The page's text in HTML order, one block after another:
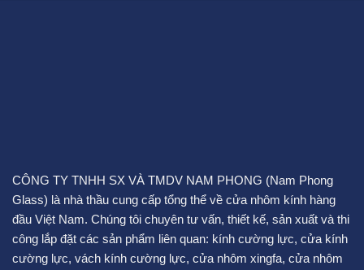
CÔNG TY TNHH SX VÀ TMDV NAM PHONG (Nam Phong
Glass) là nhà thầu cung cấp tổng thể về cửa nhôm kính hàng
đầu Việt Nam. Chúng tôi chuyên tư vấn, thiết kế, sản xuất và thi
công lắp đặt các sản phẩm liên quan: kính cường lực, cửa kính
cường lực, vách kính cường lực, cửa nhôm xingfa, cửa nhôm